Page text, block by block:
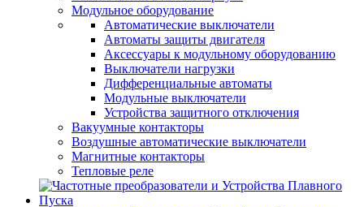
Модульное оборудование
Автоматические выключатели
Автоматы защиты двигателя
Аксессуары к модульному оборудованию
Выключатели нагрузки
Дифференциальные автоматы
Модульные выключатели
Устройства защитного отключения
Вакуумные контакторы
Воздушные автоматические выключатели
Магнитные контакторы
Тепловые реле